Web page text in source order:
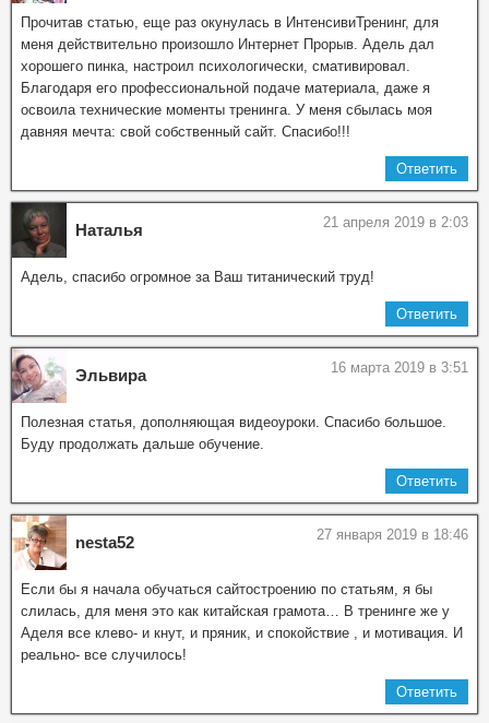
Прочитав статью, еще раз окунулась в ИнтенсивиТренинг, для
меня действительно произошло Интернет Прорыв. Адель дал
хорошего пинка, настроил психологически, смативировал.
Благодаря его профессиональной подаче материала, даже я
освоила технические моменты тренинга. У меня сбылась моя
давняя мечта: свой собственный сайт. Спасибо!!!
Ответить
Наталья 21 апреля 2019 в 2:03
Адель, спасибо огромное за Ваш титанический труд!
Ответить
Эльвира 16 марта 2019 в 3:51
Полезная статья, дополняющая видеоуроки. Спасибо большое.
Буду продолжать дальше обучение.
Ответить
nesta52 27 января 2019 в 18:46
Если бы я начала обучаться сайтостроению по статьям, я бы
слилась, для меня это как китайская грамота… В тренинге же у
Аделя все клево- и кнут, и пряник, и спокойствие , и мотивация. И
реально- все случилось!
Ответить